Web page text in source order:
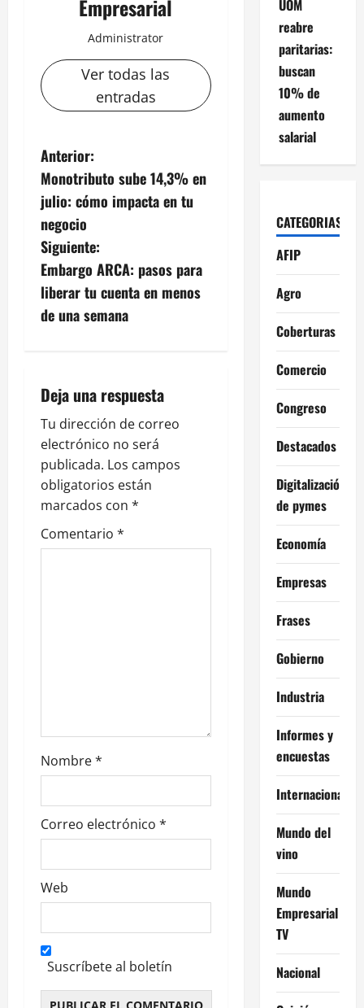
Empresarial
Administrator
Ver todas las
entradas
N
a
v
e
g
a
i
ó
n
d
e
d
a
s
Anterior:
Monotributo sube 14,3% en
julio: cómo impacta en tu
negocio
Siguiente:
Embargo ARCA: pasos para
liberar tu cuenta en menos
de una semana
Deja una respuesta
Tu dirección de correo
electrónico no será
publicada. Los campos
obligatorios están
marcados con *
Comentario *
Nombre*
Correo electrónico *
Web
Suscríbete al boletín
UOM
reabre
paritarias:
buscan
10% de
aumento
salarial
CATEGORIAS
AFIP
Agro
Coberturas
Comercio
Congreso
Destacados
Digitalización
de pymes
Economía
Empresas
Frases
Gobierno
Industria
Informes y
encuestas
Internacional
Mundo del
vino
Mundo
Empresarial
TV
Nacional